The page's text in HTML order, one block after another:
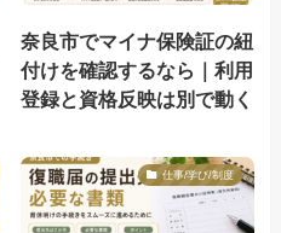
奈良市でマイナ保険証の紐
付けを確認するなら｜利用
登録と資格反映は別で動く
仕事/学び/制度